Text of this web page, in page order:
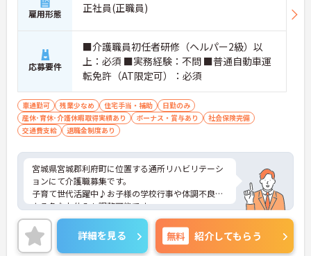
雇用形態 正社員(正職員)
応募要件
■介護職員初任者研修（ヘルパー2級）以
上：必須 ■実務経験：不問 ■普通自動車運
転免許（AT限定可）：必須
車通勤可 残業少なめ 住宅手当・補助
日勤のみ
産休･育休･介護休暇取得実績あり
ボーナス・賞与あり
社会保険完備
交通費支給
退職金制度あり
宮城県宮城郡利府町に位置する通所リハビリテーシ
ョンにて介護職募集です。
子育て世代活躍中♪お子様の学校行事や体調不良に
よる急なお休みも調整可能です。
資格をお持ちであれば経験は問いません！現場で働
きながら経験を積んでいくことができます。
ご興味ある方には、面接対策ポイントなど、さらに
詳細を見る 無料 紹介してもらう